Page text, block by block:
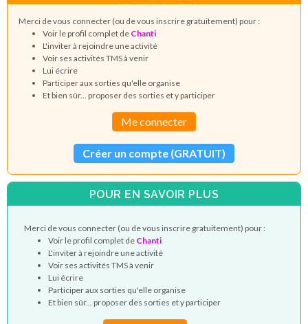
Merci de vous connecter (ou de vous inscrire gratuitement) pour :
Voir le profil complet de Chanti
L'inviter à rejoindre une activité
Voir ses activités TMS à venir
Lui écrire
Participer aux sorties qu'elle organise
Et bien sûr... proposer des sorties et y participer
Me connecter
Créer un compte (GRATUIT)
POUR EN SAVOIR PLUS
Merci de vous connecter (ou de vous inscrire gratuitement) pour :
Voir le profil complet de Chanti
L'inviter à rejoindre une activité
Voir ses activités TMS à venir
Lui écrire
Participer aux sorties qu'elle organise
Et bien sûr... proposer des sorties et y participer